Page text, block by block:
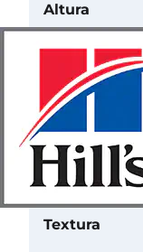
Altura
Longitud
Textura